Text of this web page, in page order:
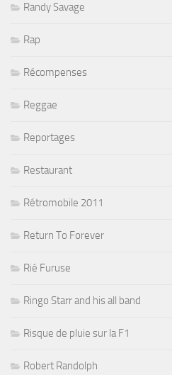
Randy Savage
Rap
Récompenses
Reggae
Reportages
Restaurant
Rétromobile 2011
Return To Forever
Rié Furuse
Ringo Starr and his all band
Risque de pluie sur la F1
Robert Randolph